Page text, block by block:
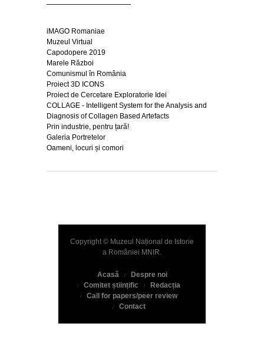
iMAGO Romaniae
Muzeul Virtual
Capodopere 2019
Marele Război
Comunismul în România
Proiect 3D ICONS
Proiect de Cercetare Exploratorie Idei
COLLAGE - Intelligent System for the Analysis and
Diagnosis of Collagen Based Artefacts
Prin industrie, pentru țară!
Galeria Portretelor
Oameni, locuri și comori
Copyright © Muzeul Național de Istorie
a României MNIR.
Acasă
Despre noi
Comitet științific
Redacția
Call for papers/peer review
Contact